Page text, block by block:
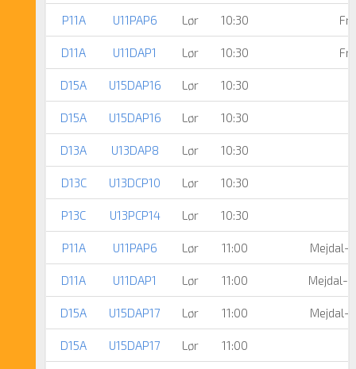
P11A U11PAP6 Lør 10:30
D11A U11DAP1 Lør 10:30
D15A U15DAP16 Lør 10:30
D15A U15DAP16 Lør 10:30
D13A U13DAP8 Lør 10:30
D13C U13DCP10 Lør 10:30
P13C U13PCP14 Lør 10:30
P11A U11PAP6 Lør 11:00 Mejdal-
D11A U11DAP1 Lør 11:00 Mejdal-
D15A U15DAP17 Lør 11:00 Mejdal-
D15A U15DAP17 Lør 11:00